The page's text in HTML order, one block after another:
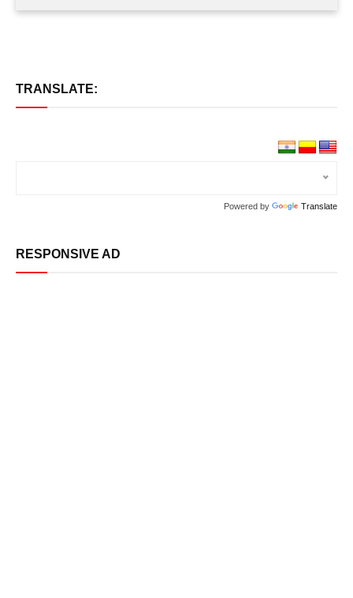
TRANSLATE:
Powered by Translate
RESPONSIVE AD